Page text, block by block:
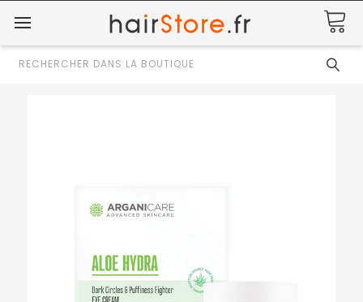
Rechercher